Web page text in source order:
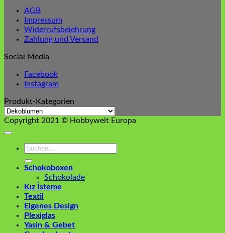
AGB
Impressum
Widerrufsbelehrung
Zahlung und Versand
Social Media
Facebook
Instagram
Produkt-Kategorien
Copyright 2021 © Hobbywelt Europa
Suchen
Schokoboxen
Schokolade
Kız İsteme
Textil
Eigenes Design
Plexiglas
Yasin & Gebet